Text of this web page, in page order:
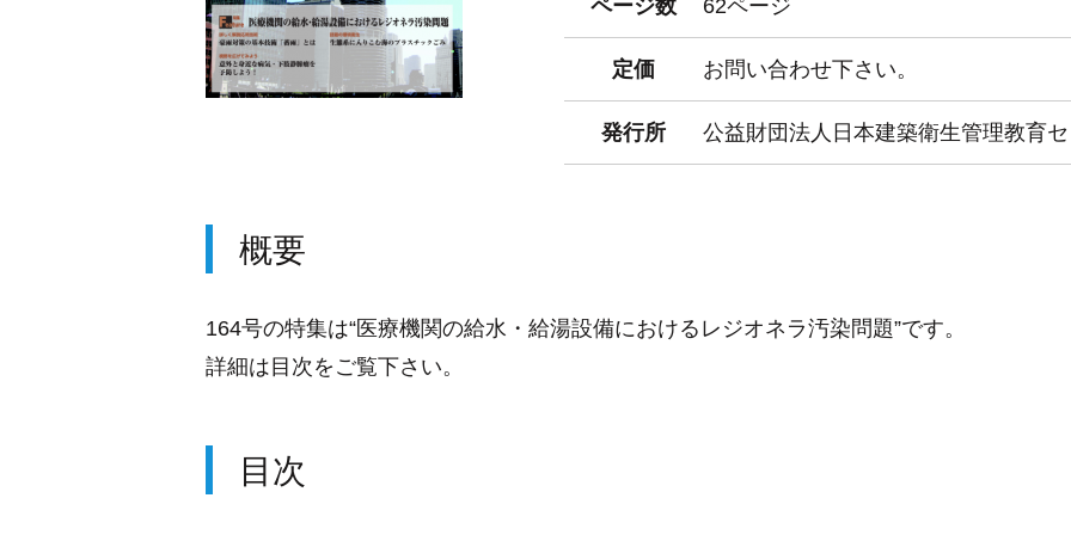
ページ数 62ページ
定価 お問い合わせ下さい。
発行所 公益財団法人日本建築衛生管理教育
概要
164号の特集は“医療機関の給水・給湯設備におけるレジオネラ汚染問題”です。
詳細は目次をご覧下さい。
目次